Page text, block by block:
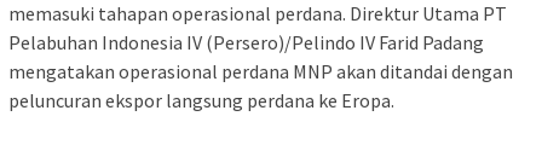
memasuki tahapan operasional perdana. Direktur Utama PT
Pelabuhan Indonesia IV (Persero)/Pelindo IV Farid Padang
mengatakan operasional perdana MNP akan ditandai dengan
peluncuran ekspor langsung perdana ke Eropa.